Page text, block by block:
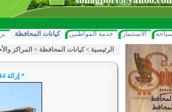
الاستثمار خدمة المواطنين كيانات المحافظة
الرئيسية >كيانات المحافظة > المراكز
* إزالة 44 حالة تعدى على الأراضى الزراعية بمراكز البلينا وسوهاج والمنشاة وأخميم